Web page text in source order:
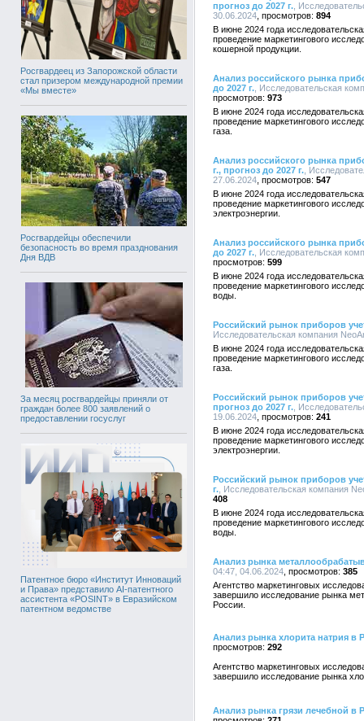
Росгвардеец из Запорожской области
стал призером международной премии
«Мы вместе»
Росгвардейцы обеспечили
безопасность во время празднования
Дня ВДВ
За месяц росгвардейцы приняли от
граждан более 800 заявлений о
предоставлении госуслуг
Патентное бюро «Институт Инноваций
и Права» представило AI-патентного
ассистента «POSINT» в Евразийском
патентном ведомстве
прогноз до 2027 г. ,
30.06.2024
894
В июне 2024 года
проведение маркетингового
кошерной продукции.
Анализ российского рынка
до 2027 г. , Исследовательская
973
В июне 2024 года
проведение маркетингового
газа.
Анализ российского рынка
г., прогноз до 2027 г. ,
27.06.2024
547
В июне 2024 года
проведение маркетингового
электроэнергии.
Анализ российского рынка
до 2027 г. , Исследовательская
599
В июне 2024 года
проведение маркетингового
воды.
Российский рынок приборов
Исследовательская компания
В июне 2024 года
проведение маркетингового
газа.
Российский рынок приборов
прогноз до 2027 г. ,
19.06.2024
241
В июне 2024 года
проведение маркетингового
электроэнергии.
Российский рынок приборов
г. , Исследовательская компания
408
В июне 2024 года
проведение маркетингового
воды.
Анализ рынка
04:47, 04.06.2024
385
Агентство маркетинговых
завершило исследование рынка
России.
Анализ рынка хлорита натрия в
292
Агентство маркетинговых
завершило исследование рынка
Анализ рынка грязи лечебной в